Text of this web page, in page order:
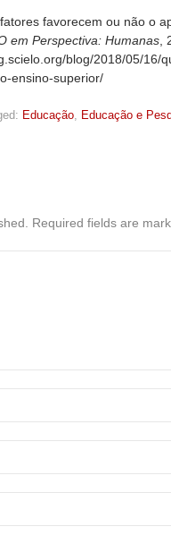
favorecem ou não o
em Perspectiva: Humanas
blog/2018/05/16/
ensino-superior/
Educação Educação e
Required fields are